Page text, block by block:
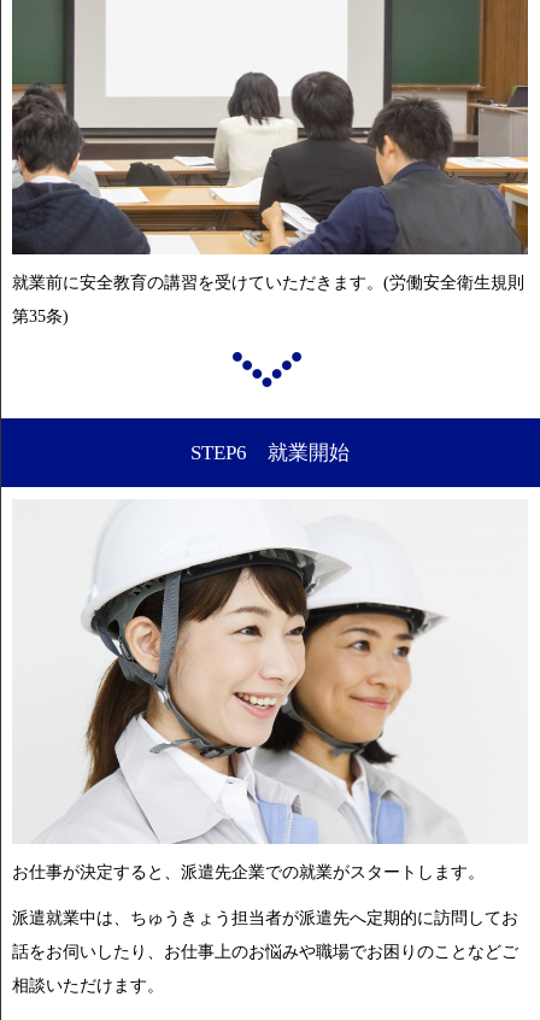
就業前に安全教育の講習を受けていただきます。(労働安全衛生規則
第35条)
STEP6 就業開始
お仕事が決定すると、派遣先企業での就業がスタートします。
派遣就業中は、ちゅうきょう担当者が派遣先へ定期的に訪問してお
話をお伺いしたり、お仕事上のお悩みや職場でお困りのことなどご
相談いただけます。